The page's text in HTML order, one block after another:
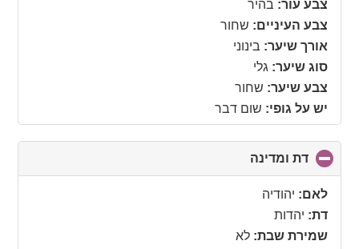
צבע עור: בהיר
צבע העיניים: שחור
אורך שיער: בינוני
סוג שיער: גלי
צבע שיער: שחור
יש על גופי: שום דבר
דת ומדינה
to
לאם: יהודיה
דת: יהדות
שמירת שבת: לא